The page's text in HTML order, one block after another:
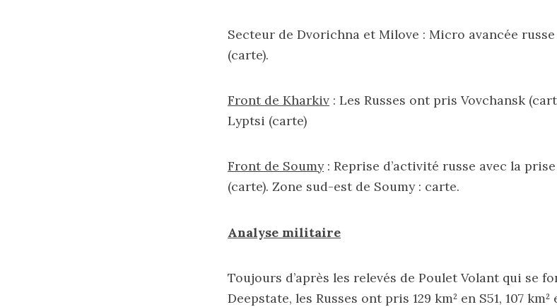
Secteur de Dvorichna et Milove : Micro avancée
(carte).
Front de Kharkiv : Les Russes ont pris Vovchansk (
Lyptsi (carte)
Front de Soumy: Reprise d’activité russe avec la
(carte). Zone sud-est de Soumy : carte.
Analyse militaire
Toujours d’après les relevés de Poulet Volant qui se
Deepstate, les Russes ont pris 129 km² en S51, 107 km²